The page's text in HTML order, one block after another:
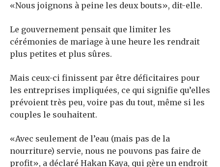
«Nous joignons à peine les deux bouts», dit-elle.
Le gouvernement pensait que limiter les
cérémonies de mariage à une heure les rendrait
plus petites et plus sûres.
Mais ceux-ci finissent par être déficitaires pour
les entreprises impliquées, ce qui signifie qu’elles
prévoient très peu, voire pas du tout, même si les
couples le souhaitent.
«Avec seulement de l’eau (mais pas de la
nourriture) servie, nous ne pouvons pas faire de
profit», a déclaré Hakan Kaya, qui gère un endroit